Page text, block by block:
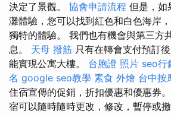
決定了景觀。 協會申請流程 但是，如
灘體驗，您可以找到紅色和白色海岸
獨特的體驗。 我們也有機會與第三方
息。 天母 撥筋 只有在轉會支付預訂
能實現公寓大樓。 台胞證 照片 seo行
名 google seo教學 素食 外燴 台中按
住宿宣傳的促銷，折扣優惠和優惠券。
宿可以隨時隨時更改，修改，暫停或